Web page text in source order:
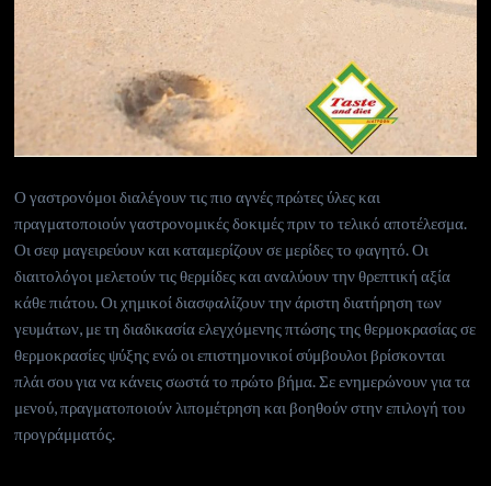
Ο γαστρονόμοι διαλέγουν τις πιο αγνές πρώτες ύλες και
πραγματοποιούν γαστρονομικές δοκιμές πριν το τελικό αποτέλεσμα.
Οι σεφ μαγειρεύουν και καταμερίζουν σε μερίδες το φαγητό. Οι
διαιτολόγοι μελετούν τις θερμίδες και αναλύουν την θρεπτική αξία
κάθε πιάτου. Οι χημικοί διασφαλίζουν την άριστη διατήρηση των
γευμάτων, με τη διαδικασία ελεγχόμενης πτώσης της θερμοκρασίας σε
θερμοκρασίες ψύξης ενώ οι επιστημονικοί σύμβουλοι βρίσκονται
πλάι σου για να κάνεις σωστά το πρώτο βήμα. Σε ενημερώνουν για τα
μενού, πραγματοποιούν λιπομέτρηση και βοηθούν στην επιλογή του
προγράμματός.